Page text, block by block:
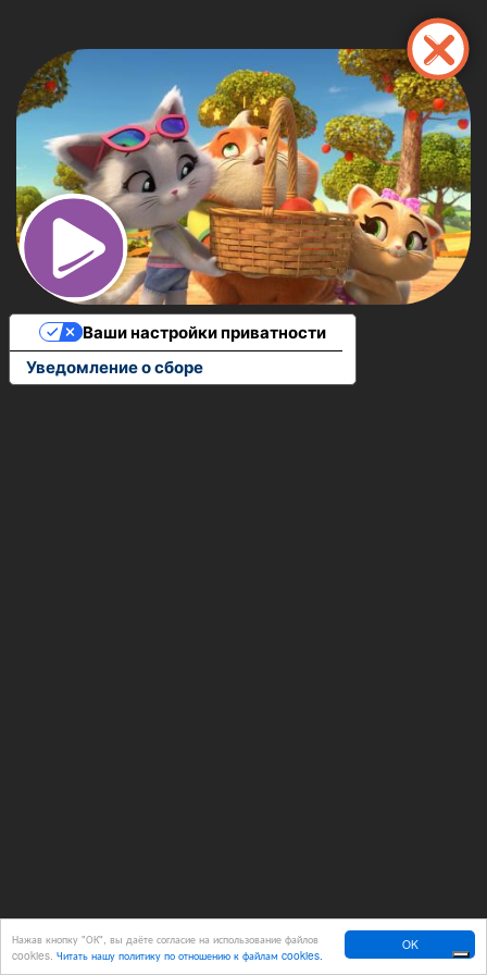
OK
Нажав кнопку "ОК", вы даёте согласие на использование файлов
cookies. Читать нашу политику по отношению к файлам cookies.
основному
содержанию
Уведомление о сборе
Ваши настройки приватности